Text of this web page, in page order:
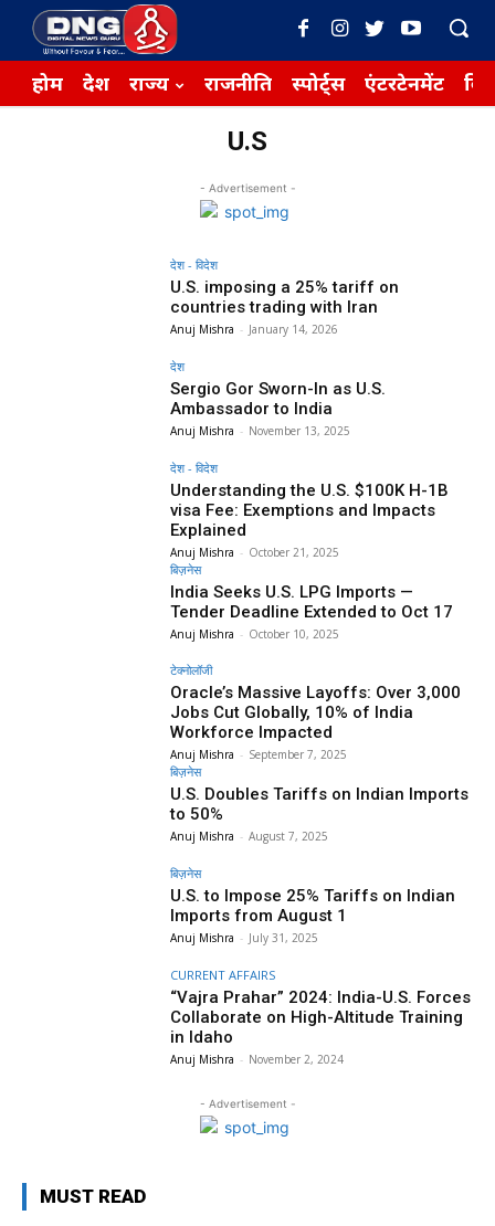
होम देश राज्य राजनीति स्पोर्ट्स एंटरटेनमेंट
U.S
- Advertisement -
देश - विदेश
U.S. imposing a 25% tariff on
countries trading with Iran
Anuj Mishra - January 14, 2026
देश
Sergio Gor Sworn-In as U.S.
Ambassador to India
Anuj Mishra - November 13, 2025
देश - विदेश
Understanding the U.S. $100K H-1B
visa Fee: Exemptions and Impacts
Explained
Anuj Mishra - October 21, 2025
बिज़नेस
India Seeks U.S. LPG Imports —
Tender Deadline Extended to Oct 17
Anuj Mishra - October 10, 2025
टेक्नोलॉजी
Oracle’s Massive Layoffs: Over 3,000
Jobs Cut Globally, 10% of India
Workforce Impacted
Anuj Mishra - September 7, 2025
बिज़नेस
U.S. Doubles Tariffs on Indian Imports
to 50%
Anuj Mishra - August 7, 2025
बिज़नेस
U.S. to Impose 25% Tariffs on Indian
Imports from August 1
Anuj Mishra - July 31, 2025
CURRENT AFFAIRS
“Vajra Prahar” 2024: India-U.S. Forces
Collaborate on High-Altitude Training
in Idaho
Anuj Mishra - November 2, 2024
- Advertisement -
MUST READ